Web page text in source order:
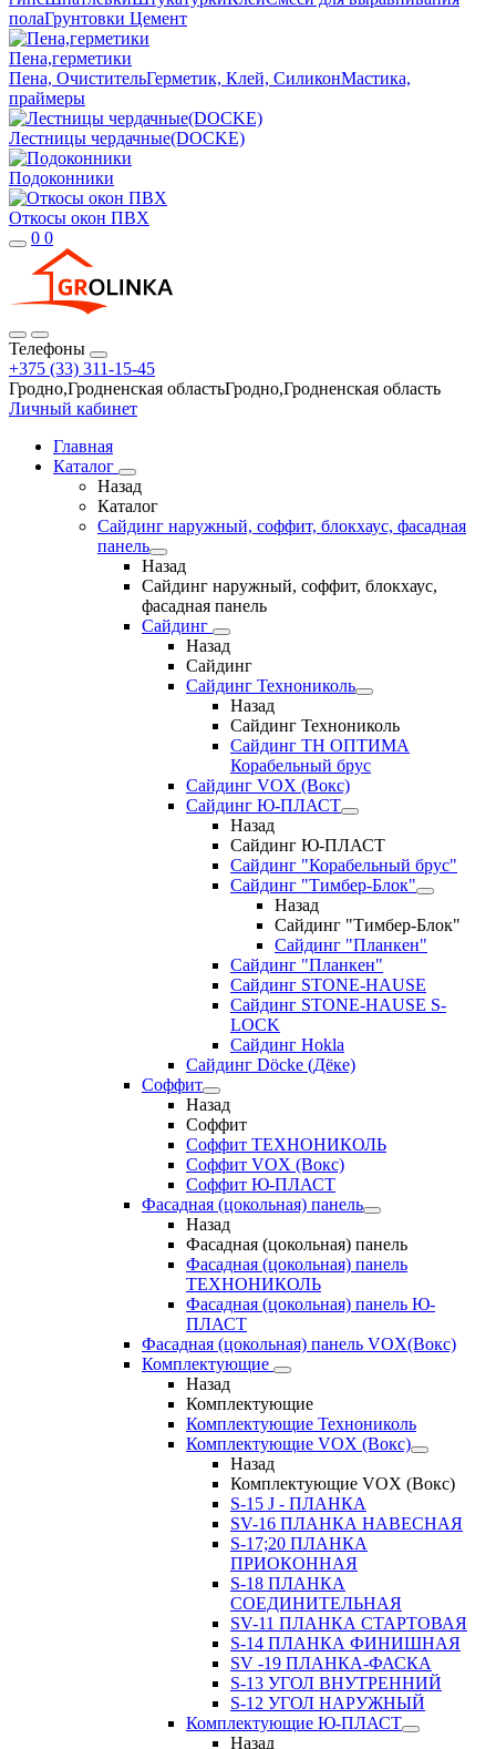
полаГрунтовки Цемент
Пена,герметики
Пена, ОчистительГерметик, Клей, СиликонМастика,
праймеры
Лестницы чердачные(DOCKE)
Подоконники
Откосы окон ПВХ
0 0
Телефоны
+375 (33) 311-15-45
Гродно,Гродненская областьГродно,Гродненская область
Личный кабинет
Главная
Каталог
Назад
Каталог
Сайдинг наружный, соффит, блокхаус, фасадная
панель
Назад
Сайдинг наружный, соффит, блокхаус,
фасадная панель
Сайдинг
Назад
Сайдинг
Сайдинг Технониколь
Назад
Сайдинг Технониколь
Сайдинг ТН ОПТИМА
Корабельный брус
Сайдинг VOX (Вокс)
Сайдинг Ю-ПЛАСТ
Назад
Сайдинг Ю-ПЛАСТ
Сайдинг "Корабельный брус"
Сайдинг "Тимбер-Блок"
Назад
Сайдинг "Тимбер-Блок"
Сайдинг "Планкен"
Сайдинг "Планкен"
Сайдинг STONE-HAUSE
Сайдинг STONE-HAUSE S-
LOCK
Сайдинг Hokla
Сайдинг Döcke (Дёке)
Соффит
Назад
Соффит
Соффит ТЕХНОНИКОЛЬ
Соффит VOX (Вокс)
Соффит Ю-ПЛАСТ
Фасадная (цокольная) панель
Назад
Фасадная (цокольная) панель
Фасадная (цокольная) панель
ТЕХНОНИКОЛЬ
Фасадная (цокольная) панель Ю-
ПЛАСТ
Фасадная (цокольная) панель VOX(Вокс)
Комплектующие
Назад
Комплектующие
Комплектующие Технониколь
Комплектующие VOX (Вокс)
Назад
Комплектующие VOX (Вокс)
S-15 J - ПЛАНКА
SV-16 ПЛАНКА НАВЕСНАЯ
S-17;20 ПЛАНКА
ПРИОКОННАЯ
S-18 ПЛАНКА
СОЕДИНИТЕЛЬНАЯ
SV-11 ПЛАНКА СТАРТОВАЯ
S-14 ПЛАНКА ФИНИШНАЯ
SV -19 ПЛАНКА-ФАСКА
S-13 УГОЛ ВНУТРЕННИЙ
S-12 УГОЛ НАРУЖНЫЙ
Комплектующие Ю-ПЛАСТ
Назад